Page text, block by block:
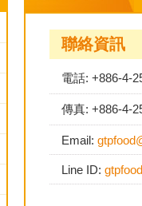
聯絡資訊
電話: +886-4-
傳真: +886-4-
Email:
Line ID: gtpfood